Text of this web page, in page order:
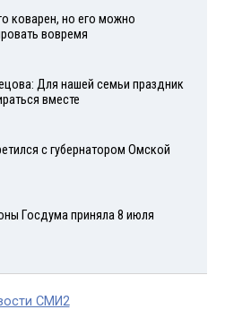
коварен, но его можно
вовремя
Для нашей семьи праздник
вместе
с губернатором Омской
Госдума приняла 8 июля
СМИ2